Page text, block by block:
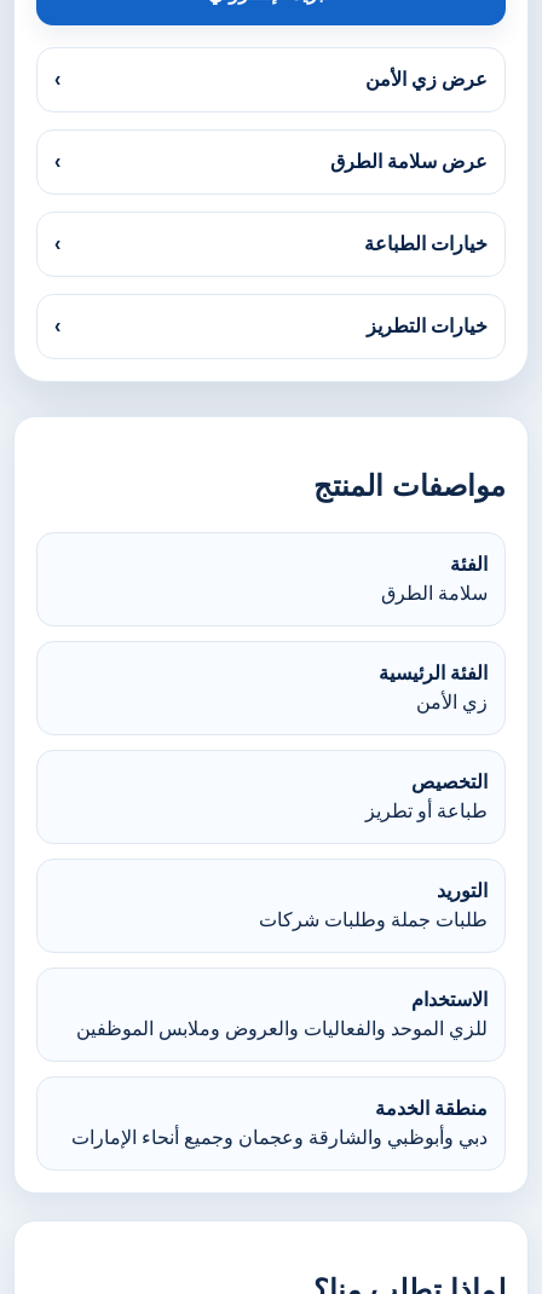
عرض زي الأمن ›
عرض سلامة الطرق ›
خيارات الطباعة ›
خيارات التطريز ›
مواصفات المنتج
الفئة
سلامة الطرق
الفئة الرئيسية
زي الأمن
التخصيص
طباعة أو تطريز
التوريد
طلبات جملة وطلبات شركات
الاستخدام
للزي الموحد والفعاليات والعروض وملابس الموظفين
منطقة الخدمة
دبي وأبوظبي والشارقة وعجمان وجميع أنحاء الإمارات